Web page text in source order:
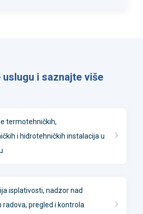
uslugu i saznajte više
termotehničkih,
i hidrotehničkih instalacija u
isplativosti, nadzor nad
radova, pregled i kontrola